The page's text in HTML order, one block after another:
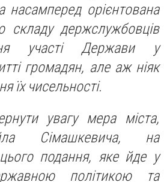
насамперед орієнтована
складу держслужбовців
участі Держави у
громадян, але аж ніяк
їх чисельності.
увагу мера міста,
Сімашкевича, на
цього подання, яке йде у
політикою та